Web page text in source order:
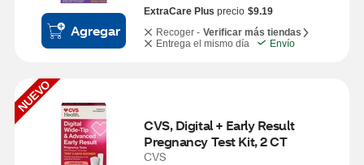
Agregar
ExtraCare Plus precio $9.19
Recoger - Verificar más tiendas
Entrega el mismo día
Envío
NUEVO
CVS, Digital + Early Result
Pregnancy Test Kit, 2 CT
CVS